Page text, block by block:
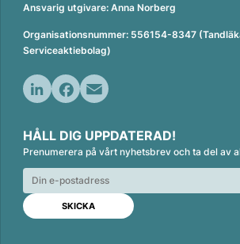
Ansvarig utgivare: Anna Norberg
Organisationsnummer: 556154-8347
Serviceaktiebolag)
n
k
e
d
n
c
e
b
o
o
k
a
i
l
HÅLL DIG UPPDATERAD!
Prenumerera på vårt nyhetsbrev och ta del av